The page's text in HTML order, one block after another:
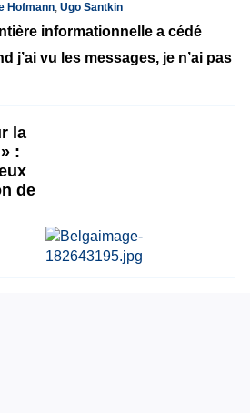
Hofmann, Ugo Santkin
informationnelle a cédé
j’ai vu les messages, je n’ai pas
la
:
de